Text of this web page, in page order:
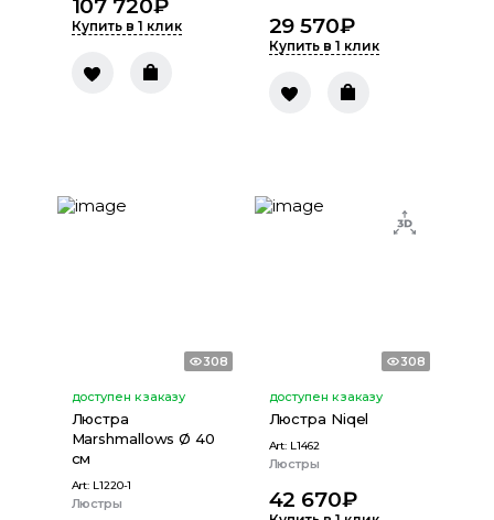
107 720₽
Купить в 1 клик 29 570₽
Купить в 1 клик
308
доступен к заказу
Люстра
Marshmallows Ø 40
см
Art: L1220-1
Люстры
308
доступен к заказу
Люстра Niqel
Art: L1462
Люстры
42 670₽